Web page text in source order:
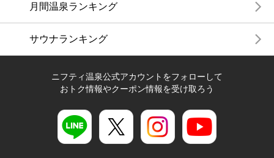
月間温泉ランキング
サウナランキング
ニフティ温泉公式アカウントをフォローして
おトク情報やクーポン情報を受け取ろう